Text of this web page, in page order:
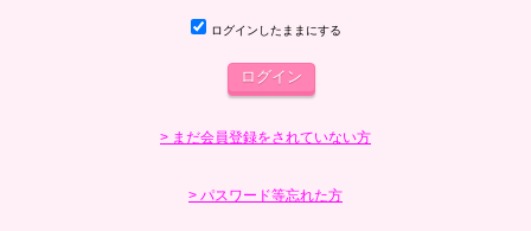
ログインしたままにする
> まだ会員登録をされていない方
> パスワード等忘れた方